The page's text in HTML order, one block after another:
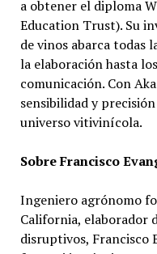
a obtener el diploma
Education Trust). Su
de vinos abarca todas
la elaboración hasta
comunicación. Con
sensibilidad y
universo vitivinícola.
Sobre Francisco
Ingeniero agrónomo
California, elaborador
disruptivos, Francisco